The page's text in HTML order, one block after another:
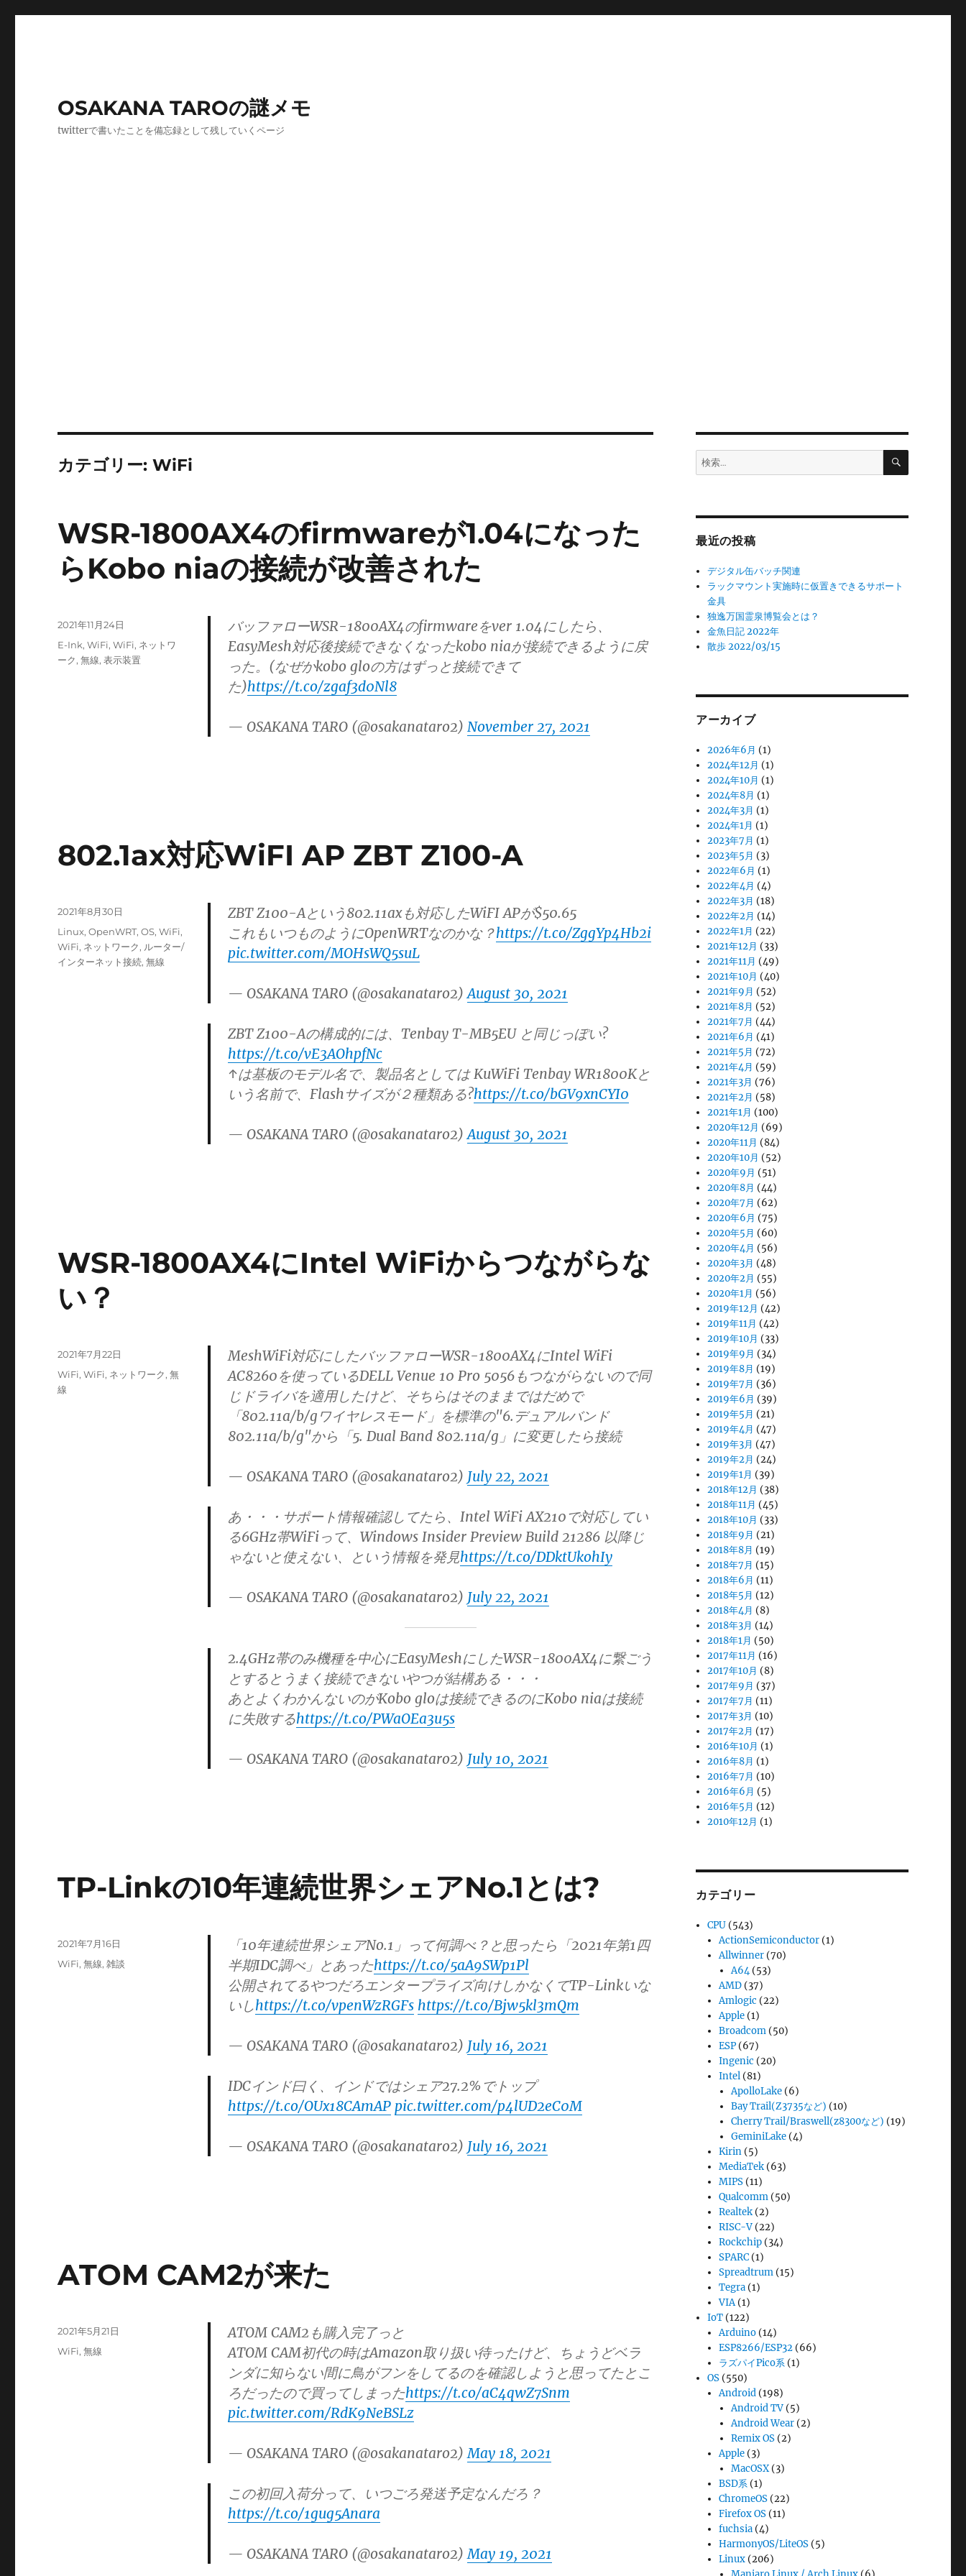
OSAKANA TAROの謎メモ
twitterで書いたことを備忘録として残していくページ
カテゴリー:WiFi
WSR-1800AX4のfirmwareが1.04になった
らKobo niaの接続が改善された
バッファローWSR-1800AX4のfirmwareをver 1.04にしたら、
EasyMesh対応後接続できなくなったkobo niaが接続できるように戻
った。(なぜかkobo gloの方はずっと接続できて
た)https://t.co/zgaf3d0Nl8
— OSAKANA TARO (@osakanataro2) November 27, 2021
投
2021年11月24日
カ
テ
E-Ink,WiFi,WiFi, ネットワ
ーク,無線,表示装置
802.1ax対応WiFI AP ZBT Z100-A
ZBT Z100-Aという802.11axも対応したWiFI APが$50.65
これもいつものようにOpenWRTなのかな？https://t.co/ZggYp4Hb2i
pic.twitter.com/MOHsWQ5suL
— OSAKANA TARO (@osakanataro2)August 30, 2021
ZBT Z100-Aの構成的には、Tenbay T-MB5EU と同じっぽい?
https://t.co/vE3AOhpfNc
↑は基板のモデル名で、製品名としては KuWiFi Tenbay WR1800Kと
いう名前で、Flashサイズが２種類ある?https://t.co/bGV9xnCYI0
— OSAKANA TARO (@osakanataro2)August 30, 2021
投
稿
日:
2021年8月30日
カ
テ
ゴ
Linux,OpenWRT,OS,WiFi,
WiFi, ネットワーク, ルーター/
インターネット接続,無線
WSR-1800AX4にIntel WiFiからつながらな
い？
MeshWiFi対応にしたバッファローWSR-1800AX4にIntel WiFi
AC8260を使っているDELL Venue 10 Pro 5056もつながらないので同
じドライバを適用したけど、そちらはそのままではだめで
「802.11a/b/gワイヤレスモード」を標準の"6.デュアルバンド
802.11a/b/g"から「5. Dual Band 802.11a/g」に変更したら接続
— OSAKANA TARO (@osakanataro2) July 22, 2021
あ・・・サポート情報確認してたら、Intel WiFi AX210で対応してい
る6GHz帯WiFiって、Windows Insider Preview Build 21286 以降じ
ゃないと使えない、という情報を発見https://t.co/DDktUkohIy
— OSAKANA TARO (@osakanataro2) July 22, 2021
2.4GHz帯のみ機種を中心にEasyMeshにしたWSR-1800AX4に繋ごう
とするとうまく接続できないやつが結構ある・・・
あとよくわかんないのがKobo gloは接続できるのにKobo niaは接続
に失敗するhttps://t.co/PWaOEa3u5s
— OSAKANA TARO (@osakanataro2) July 10, 2021
投
日:
2021年7月22日
カ
テ
WiFi,WiFi, ネットワーク,無
線
TP-Linkの10年連続世界シェアNo.1とは?
「10年連続世界シェアNo.1」って何調べ？と思ったら「2021年第1四
半期IDC調べ」とあったhttps://t.co/5aA9SWp1Pl
公開されてるやつだろエンタープライズ向けしかなくてTP-Linkいな
いしhttps://t.co/vpenWzRGFs https://t.co/Bjw5kl3mQm
— OSAKANA TARO (@osakanataro2) July 16, 2021
IDCインド曰く、インドではシェア27.2%でトップ
https://t.co/OUx18CAmAP pic.twitter.com/p4lUD2eC0M
— OSAKANA TARO (@osakanataro2) July 16, 2021
投
2021年7月16日
カ
WiFi,無線,雑談
ATOM CAM2が来た
ATOM CAM2も購入完了っと
ATOM CAM初代の時はAmazon取り扱い待ったけど、ちょうどベラ
ンダに知らない間に鳥がフンをしてるのを確認しようと思ってたとこ
ろだったので買ってしまったhttps://t.co/aC4qwZ7Snm
pic.twitter.com/RdK9NeBSLz
— OSAKANA TARO (@osakanataro2)May 18, 2021
この初回入荷分って、いつごろ発送予定なんだろ？
https://t.co/1gug5Anara
— OSAKANA TARO (@osakanataro2)May 19, 2021
投
2021年5月21日
カ
WiFi,無線
検
索:
検
最近の投稿
デジタル缶バッチ関連
ラックマウント実施時に仮置きできるサポート
金具
独逸万国霊泉博覧会とは？
金魚日記 2022年
散歩 2022/03/15
アーカイブ
2026年6月 (1)
2024年12月 (1)
2024年10月 (1)
2024年8月 (1)
2024年3月 (1)
2024年1月 (1)
2023年7月 (1)
2023年5月 (3)
2022年6月 (1)
2022年4月 (4)
2022年3月 (18)
2022年2月 (14)
2022年1月 (22)
2021年12月 (33)
2021年11月 (49)
2021年10月 (40)
2021年9月 (52)
2021年8月 (52)
2021年7月 (44)
2021年6月 (41)
2021年5月 (72)
2021年4月 (59)
2021年3月 (76)
2021年2月 (58)
2021年1月 (100)
2020年12月 (69)
2020年11月 (84)
2020年10月 (52)
2020年9月 (51)
2020年8月 (44)
2020年7月 (62)
2020年6月 (75)
2020年5月 (60)
2020年4月 (56)
2020年3月 (48)
2020年2月 (55)
2020年1月 (56)
2019年12月 (42)
2019年11月 (42)
2019年10月 (33)
2019年9月 (34)
2019年8月 (19)
2019年7月 (36)
2019年6月 (39)
2019年5月 (21)
2019年4月 (47)
2019年3月 (47)
2019年2月 (24)
2019年1月 (39)
2018年12月 (38)
2018年11月 (45)
2018年10月 (33)
2018年9月 (21)
2018年8月 (19)
2018年7月 (15)
2018年6月 (11)
2018年5月 (12)
2018年4月 (8)
2018年3月 (14)
2018年1月 (50)
2017年11月 (16)
2017年10月 (8)
2017年9月 (37)
2017年7月 (11)
2017年3月 (10)
2017年2月 (17)
2016年10月 (1)
2016年8月 (1)
2016年7月 (10)
2016年6月 (5)
2016年5月 (12)
2010年12月 (1)
カテゴリー
CPU (543)
ActionSemiconductor (1)
Allwinner (70)
A64(53)
AMD (37)
Amlogic (22)
Apple (1)
Broadcom (50)
ESP (67)
Ingenic (20)
Intel (81)
ApolloLake(6)
Bay Trail(Z3735など) (10)
Cherry Trail/Braswell(z8300など) (19)
GeminiLake(4)
Kirin (5)
MediaTek (63)
MIPS (11)
Qualcomm (50)
Realtek (2)
RISC-V (22)
Rockchip (34)
SPARC (1)
Spreadtrum (15)
Tegra (1)
VIA(1)
IoT (122)
Arduino (14)
ESP8266/ESP32 (66)
ラズパイPico系 (1)
OS (550)
Android (198)
Android TV(5)
Android Wear(2)
Remix OS(2)
Apple (3)
MacOSX(3)
BSD系 (1)
ChromeOS (22)
Firefox OS (11)
fuchsia (4)
HarmonyOS/LiteOS (5)
Linux (206)